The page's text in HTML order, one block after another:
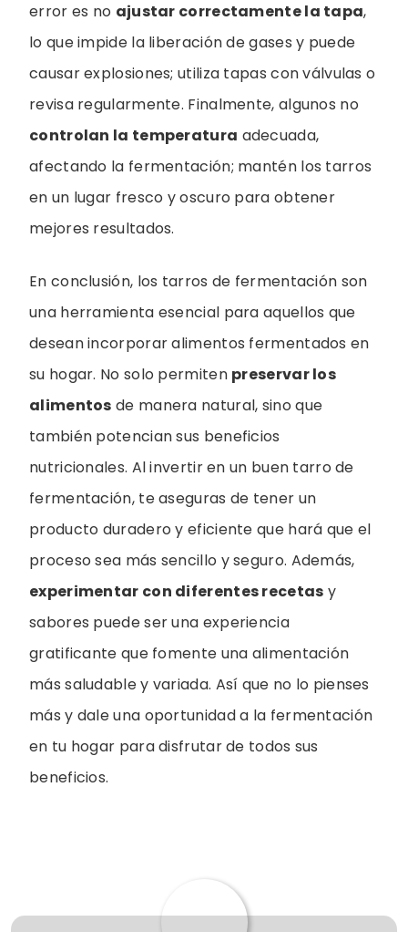
error es no ajustar correctamente la tapa,
lo que impide la liberación de gases y puede
causar explosiones; utiliza tapas con válvulas o
revisa regularmente. Finalmente, algunos no
controlan la temperatura adecuada,
afectando la fermentación; mantén los tarros
en un lugar fresco y oscuro para obtener
mejores resultados.
En conclusión, los tarros de fermentación son
una herramienta esencial para aquellos que
desean incorporar alimentos fermentados en
su hogar. No solo permiten preservar los
alimentos de manera natural, sino que
también potencian sus beneficios
nutricionales. Al invertir en un buen tarro de
fermentación, te aseguras de tener un
producto duradero y eficiente que hará que el
proceso sea más sencillo y seguro. Además,
experimentar con diferentes recetas y
sabores puede ser una experiencia
gratificante que fomente una alimentación
más saludable y variada. Así que no lo pienses
más y dale una oportunidad a la fermentación
en tu hogar para disfrutar de todos sus
beneficios.